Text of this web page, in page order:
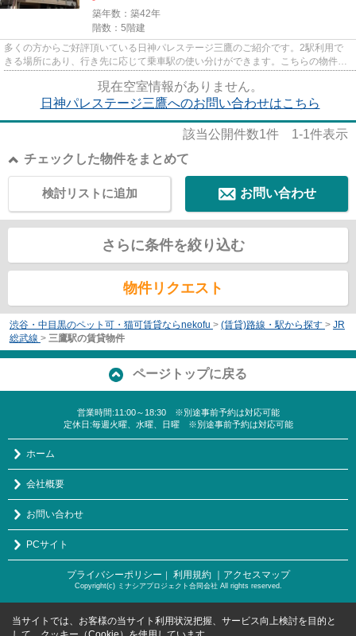
築年数：築42年
階数：5階建
多くの方からご好評頂いている日神パレステージ三鷹のご紹介です。2駅利用で
きる場所にあり、行き先に応じて乗車駅の使い分けができます。こちらの物件は
現在空室情報がありません。
日神パレステージ三鷹へのお問い合わせはこちら
該当公開件数1件 1-1件表示
チェックした物件をまとめて
お問い合わせ
検討リストに追加
さらに条件を絞り込む
物件リクエスト
渋谷・中目黒のペット可・猫可賃貸ならnekofu > (賃貸)路線・駅から探す > JR
総武線 > 三鷹駅の賃貸物件
ページトップに戻る
営業時間:11:00～18:30 ※別途事前予約は対応可能
定休日:毎週火曜、水曜、日曜 ※別途事前予約は対応可能
ホーム
会社概要
お問い合わせ
PCサイト
プライバシーポリシー ｜ 利用規約 ｜アクセスマップ
Copyright(c) ミナシアプロジェクト合同会社 All rights reserved.
当サイトでは、お客様の当サイト利用状況把握、サービス向上検討を目的と